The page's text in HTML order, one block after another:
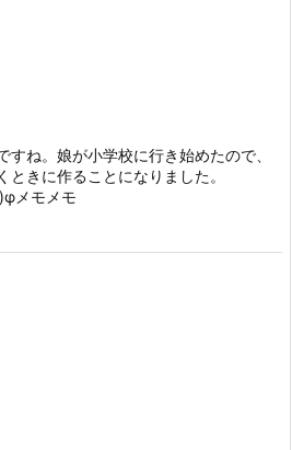
すね。娘が小学校に行き始めたので、
きに作ることになりました。
メモメモ